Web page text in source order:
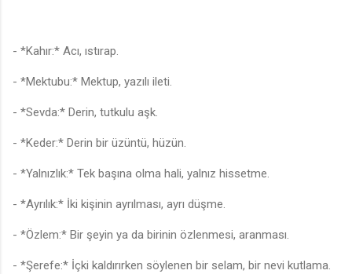
- *Kahır:* Acı, ıstırap.
- *Mektubu:* Mektup, yazılı ileti.
- *Sevda:* Derin, tutkulu aşk.
- *Keder:* Derin bir üzüntü, hüzün.
- *Yalnızlık:* Tek başına olma hali, yalnız hissetme.
- *Ayrılık:* İki kişinin ayrılması, ayrı düşme.
- *Özlem:* Bir şeyin ya da birinin özlenmesi, aranması.
- *Şerefe:* İçki kaldırırken söylenen bir selam, bir nevi kutlama.
♩